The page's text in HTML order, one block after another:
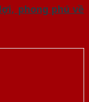
phong phú về